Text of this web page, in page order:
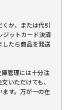
か、または代引
ジットカード決済
したら商品を発送
管理には十分注
いただけても、
ます。万が一の在